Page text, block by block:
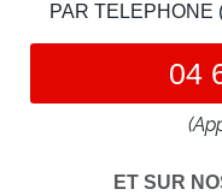
PAR TELEPHONE
04
ET SUR